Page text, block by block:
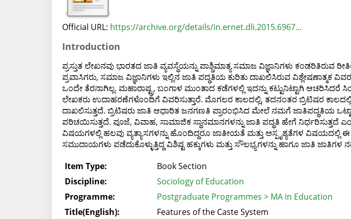
Official URL: https://archive.org/details/in.ernet.dli.2015.6967...
Introduction
ಪ್ರಸ್ತುತ ಲೇಖನವು ಭಾರತದ ಜಾತಿ ವ್ಯವಸ್ಥೆಯನ್ನು ಪಾಶ್ಚಿಮಾತ್ಯ ಸಮಾಜ ವಿಜ್ಞಾನಿಗಳು
ಪ್ರವಾಸಿಗರು, ಸಮಾಜ ವಿಜ್ಞಾನಿಗಳು ಇಲ್ಲಿನ ಜಾತಿ ಪದ್ಧತಿಯ ಕುರಿತು ದಾಖಲಿಸಿರುವ
ಒಂದೇ ತೆರನಾಗಿಲ್ಲ. ಮಹಾರಾಷ್ಟ್ರ, ಬಂಗಾಳ ಮುಂತಾದ ಕಡೆಗಳಲ್ಲಿ ಇದನ್ನು ಕಟ್ಟುನಿಟ್ಟಾಗಿ ಆಚರಿಸಿದರೆ
ಲೇಖಕರು ಉದಾಹರಣೆಗಳೊಂದಿಗೆ ವಿವರಿಸುತ್ತಾರೆ. ಮೊಗಲರ ಕಾಲದಲ್ಲಿ, ತದನಂತರ ಬ್ರಿಟಿಷರ
ದಾಖಲಿಸುತ್ತದೆ. ಬ್ರಿಟಿಷರು ಜಾತಿ ಆಧಾರಿತ ಜನಗಣತಿ ಪ್ರಾರಂಭಿಸಿದ ಮೇಲೆ ನಮಗೆ ಜಾತಿಪದ್ಧತಿಯ
ಪರಿಚಯಿಸುತ್ತದೆ. ಪೂಜೆ, ವಿವಾಹ, ಸಾಮಾಜಿಕ ಸ್ಥಾನಮಾನಗಳನ್ನು ಜಾತಿ ಪದ್ಧತಿ ಹೇಗೆ ನಿರ್ಧರಿಸುತ್ತದೆ
ವಿಷಯಗಳಲ್ಲಿ ಹಲವು ವ್ಯತ್ಯಾಸಗಳನ್ನು ಹೊಂದಿದ್ದರೂ ಜಾತೀಯತೆ ಮತ್ತು ಅಸ್ಪೃಶ್ಯತೆಗಳ
ಸಮುದಾಯಗಳು ಪಡೆದುಕೊಳ್ಳುತ್ತಿದ್ದ ವಿಶಿಷ್ಟ ಹಕ್ಕುಗಳು ಮತ್ತು ಸೌಲಭ್ಯಗಳನ್ನು ಹಾಗೂ ಜಾತಿ
Item Type:
Book Section
Discipline:
Sociology of Education
Programme:
Postgraduate Programmes > MA in Education
Title(English):
Features of the Caste System